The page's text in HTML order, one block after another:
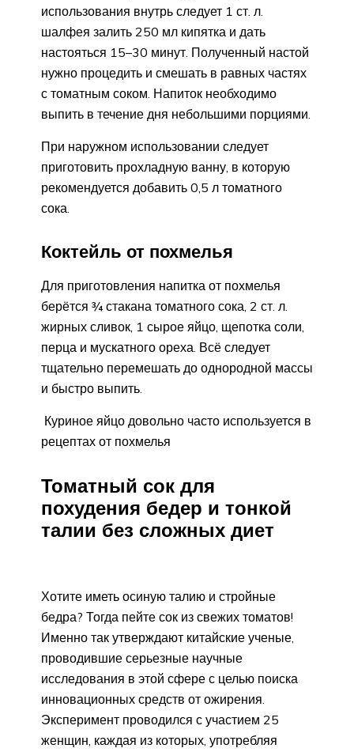
использования внутрь следует 1 ст. л.
шалфея залить 250 мл кипятка и дать
настояться 15–30 минут. Полученный настой
нужно процедить и смешать в равных частях
с томатным соком. Напиток необходимо
выпить в течение дня небольшими порциями.
При наружном использовании следует
приготовить прохладную ванну, в которую
рекомендуется добавить 0,5 л томатного
сока.
Коктейль от похмелья
Для приготовления напитка от похмелья
берётся ¾ стакана томатного сока, 2 ст. л.
жирных сливок, 1 сырое яйцо, щепотка соли,
перца и мускатного ореха. Всё следует
тщательно перемешать до однородной массы
и быстро выпить.
Куриное яйцо довольно часто используется в
рецептах от похмелья
Томатный сок для
похудения бедер и тонкой
талии без сложных диет
Хотите иметь осиную талию и стройные
бедра? Тогда пейте сок из свежих томатов!
Именно так утверждают китайские ученые,
проводившие серьезные научные
исследования в этой сфере с целью поиска
инновационных средств от ожирения.
Эксперимент проводился с участием 25
женщин, каждая из которых, употребляя